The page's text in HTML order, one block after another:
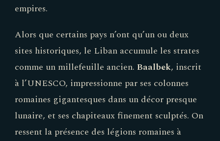
empires.
Alors que certains pays n’ont qu’un ou deux
sites historiques, le Liban accumule les strates
comme un millefeuille ancien. Baalbek, inscrit
à l’UNESCO, impressionne par ses colonnes
romaines gigantesques dans un décor presque
lunaire, et ses chapiteaux finement sculptés. On
ressent la présence des légions romaines à